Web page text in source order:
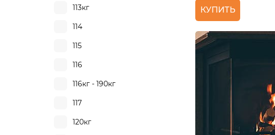
113кг
114
115
116
116кг - 190кг
117
120кг
КУПИТЬ